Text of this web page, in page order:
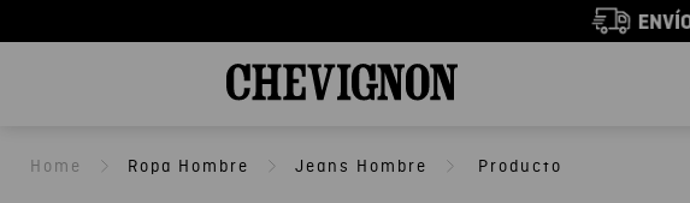
Ropa Hombre Jeans Hombre